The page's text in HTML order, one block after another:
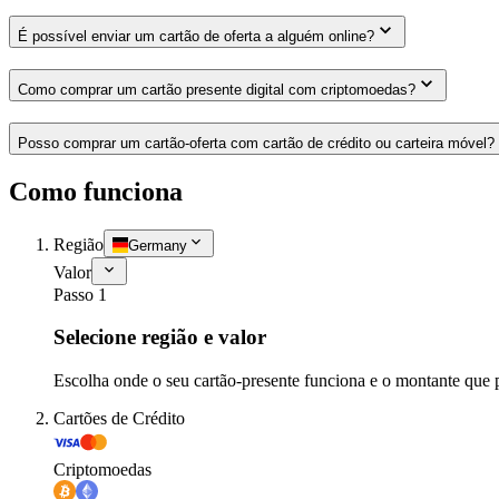
É possível enviar um cartão de oferta a alguém online?
Como comprar um cartão presente digital com criptomoedas?
Posso comprar um cartão-oferta com cartão de crédito ou carteira móvel?
Como funciona
Região Germany
Valor
Passo 1
Selecione região e valor
Escolha onde o seu cartão-presente funciona e o montante que
Cartões de Crédito
Criptomoedas